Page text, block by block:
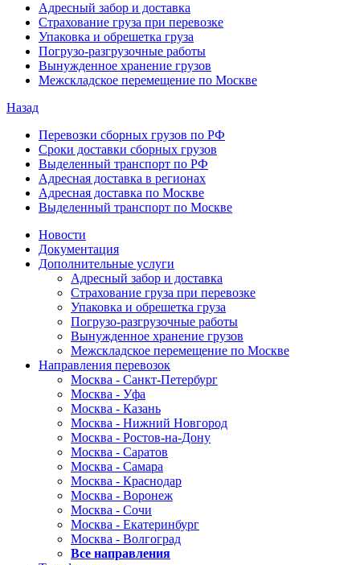
Адресный забор и доставка
Страхование груза при перевозке
Упаковка и обрешетка груза
Погрузо-разгрузочные работы
Вынужденное хранение грузов
Межскладское перемещение по Москве
Назад
Перевозки сборных грузов по РФ
Сроки доставки сборных грузов
Выделенный транспорт по РФ
Адресная доставка в регионах
Адресная доставка по Москве
Выделенный транспорт по Москве
Новости
Документация
Дополнительные услуги
Адресный забор и доставка
Страхование груза при перевозке
Упаковка и обрешетка груза
Погрузо-разгрузочные работы
Вынужденное хранение грузов
Межскладское перемещение по Москве
Направления перевозок
Москва - Санкт-Петербург
Москва - Уфа
Москва - Казань
Москва - Нижний Новгород
Москва - Ростов-на-Дону
Москва - Саратов
Москва - Самара
Москва - Краснодар
Москва - Воронеж
Москва - Сочи
Москва - Екатеринбург
Москва - Волгоград
Все направления